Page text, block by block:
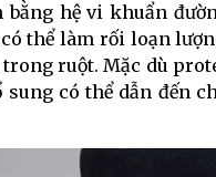
hệ vi khuẩn
thể làm rối loạn
ruột. Mặc dù
có thể dẫn đến